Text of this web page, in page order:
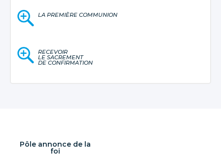
LA PREMIÈRE COMMUNION
RECEVOIR
LE SACREMENT
DE CONFIRMATION
Pôle annonce de la
foi